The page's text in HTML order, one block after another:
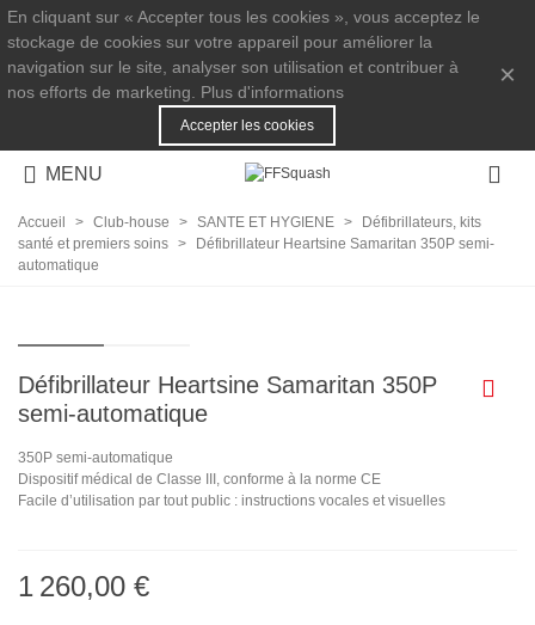
En cliquant sur « Accepter tous les cookies », vous acceptez le
stockage de cookies sur votre appareil pour améliorer la
navigation sur le site, analyser son utilisation et contribuer à
nos efforts de marketing. Plus d'informations
Accepter les cookies
×
MENU
Accueil > Club-house > SANTE ET HYGIENE >
Défibrillateurs, kits
santé et premiers soins >
Défibrillateur Heartsine Samaritan 350P semi-
automatique
Défibrillateur Heartsine Samaritan 350P
semi-automatique
350P semi-automatique
Dispositif médical de Classe III, conforme à la norme CE
Facile d’utilisation par tout public : instructions vocales et visuelles
1 260,00 €